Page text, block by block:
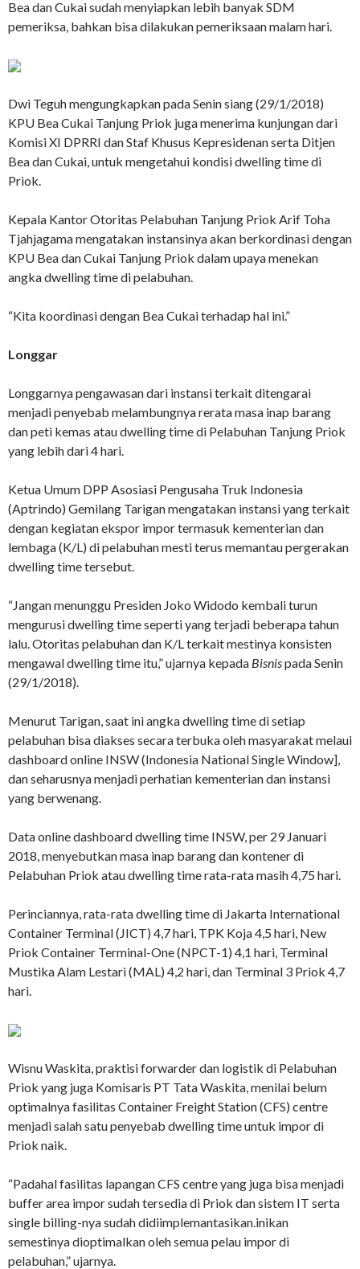
Bea dan Cukai sudah menyiapkan lebih banyak SDM
pemeriksa, bahkan bisa dilakukan pemeriksaan malam hari.
Dwi Teguh mengungkapkan pada Senin siang (29/1/2018)
KPU Bea Cukai Tanjung Priok juga menerima kunjungan dari
Komisi XI DPRRI dan Staf Khusus Kepresidenan serta Ditjen
Bea dan Cukai, untuk mengetahui kondisi dwelling time di
Priok.
Kepala Kantor Otoritas Pelabuhan Tanjung Priok Arif Toha
Tjahjagama mengatakan instansinya akan berkordinasi dengan
KPU Bea dan Cukai Tanjung Priok dalam upaya menekan
angka dwelling time di pelabuhan.
“Kita koordinasi dengan Bea Cukai terhadap hal ini.”
Longgar
Longgarnya pengawasan dari instansi terkait ditengarai
menjadi penyebab melambungnya rerata masa inap barang
dan peti kemas atau dwelling time di Pelabuhan Tanjung Priok
yang lebih dari 4 hari.
Ketua Umum DPP Asosiasi Pengusaha Truk Indonesia
(Aptrindo) Gemilang Tarigan mengatakan instansi yang terkait
dengan kegiatan ekspor impor termasuk kementerian dan
lembaga (K/L) di pelabuhan mesti terus memantau pergerakan
dwelling time tersebut.
“Jangan menunggu Presiden Joko Widodo kembali turun
mengurusi dwelling time seperti yang terjadi beberapa tahun
lalu. Otoritas pelabuhan dan K/L terkait mestinya konsisten
mengawal dwelling time itu,” ujarnya kepada Bisnispada Senin
(29/1/2018).
Menurut Tarigan, saat ini angka dwelling time di setiap
pelabuhan bisa diakses secara terbuka oleh masyarakat melaui
dashboard online INSW (Indonesia National Single Window],
dan seharusnya menjadi perhatian kementerian dan instansi
yang berwenang.
Data online dashboard dwelling time INSW, per 29 Januari
2018, menyebutkan masa inap barang dan kontener di
Pelabuhan Priok atau dwelling time rata-rata masih 4,75 hari.
Perinciannya, rata-rata dwelling time di Jakarta International
Container Terminal (JICT) 4,7 hari, TPK Koja 4,5 hari, New
Priok Container Terminal-One (NPCT-1) 4,1 hari, Terminal
Mustika Alam Lestari (MAL) 4,2 hari, dan Terminal 3 Priok 4,7
hari.
Wisnu Waskita, praktisi forwarder dan logistik di Pelabuhan
Priok yang juga Komisaris PT Tata Waskita, menilai belum
optimalnya fasilitas Container Freight Station (CFS) centre
menjadi salah satu penyebab dwelling time untuk impor di
Priok naik.
“Padahal fasilitas lapangan CFS centre yang juga bisa menjadi
buffer area impor sudah tersedia di Priok dan sistem IT serta
single billing-nya sudah didiimplemantasikan.inikan
semestinya dioptimalkan oleh semua pelau impor di
pelabuhan,” ujarnya.